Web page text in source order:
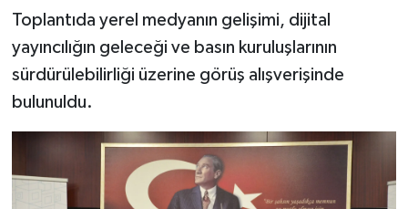
Toplantıda yerel medyanın gelişimi, dijital
yayıncılığın geleceği ve basın kuruluşlarının
sürdürülebilirliği üzerine görüş alışverişinde
bulunuldu.